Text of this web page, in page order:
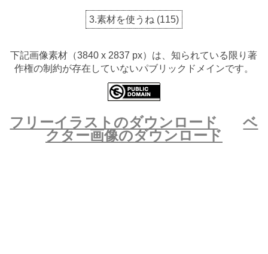
3.素材を使うね (115)
下記画像素材（3840 x 2837 px）は、知られている限り著
作権の制約が存在していないパブリックドメインです。
フリーイラストのダウンロード
ベ
クター画像のダウンロード